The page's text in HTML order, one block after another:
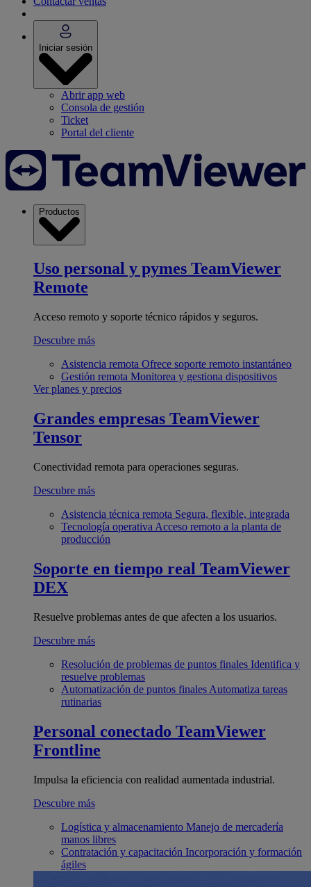
Iniciar sesión
Abrir app web
Consola de gestión
Ticket
Portal del cliente
Productos
Uso personal y pymes TeamViewer
Remote
Acceso remoto y soporte técnico rápidos y seguros.
Descubre más
Asistencia remota Ofrece soporte remoto instantáneo
Gestión remota Monitorea y gestiona dispositivos
Ver planes y precios
Grandes empresas TeamViewer
Tensor
Conectividad remota para operaciones seguras.
Descubre más
Asistencia técnica remota Segura, flexible, integrada
Tecnología operativa Acceso remoto a la planta de
producción
Soporte en tiempo real TeamViewer
DEX
Resuelve problemas antes de que afecten a los usuarios.
Descubre más
Resolución de problemas de puntos finales Identifica y
resuelve problemas
Automatización de puntos finales Automatiza tareas
rutinarias
Personal conectado TeamViewer
Frontline
Impulsa la eficiencia con realidad aumentada industrial.
Descubre más
Logística y almacenamiento Manejo de mercadería
manos libres
Contratación y capacitación Incorporación y formación
ágiles